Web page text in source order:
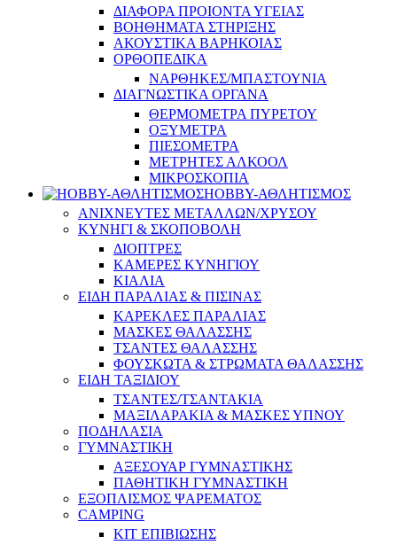
ΔΙΑΦΟΡΑ ΠΡΟΙΟΝΤΑ ΥΓΕΙΑΣ
ΒΟΗΘΗΜΑΤΑ ΣΤΗΡΙΞΗΣ
ΑΚΟΥΣΤΙΚΑ ΒΑΡΗΚΟΙΑΣ
ΟΡΘΟΠΕΔΙΚΑ
ΝΑΡΘΗΚΕΣ/ΜΠΑΣΤΟΥΝΙΑ
ΔΙΑΓΝΩΣΤΙΚΑ ΟΡΓΑΝΑ
ΘΕΡΜΟΜΕΤΡΑ ΠΥΡΕΤΟΥ
ΟΞΥΜΕΤΡΑ
ΠΙΕΣΟΜΕΤΡΑ
ΜΕΤΡΗΤΕΣ ΑΛΚΟΟΛ
ΜΙΚΡΟΣΚΟΠΙΑ
HOBBY-ΑΘΛΗΤΙΣΜΟΣ
ΑΝΙΧΝΕΥΤΕΣ ΜΕΤΑΛΛΩΝ/ΧΡΥΣΟΥ
ΚΥΝΗΓΙ & ΣΚΟΠΟΒΟΛΗ
ΔΙΟΠΤΡΕΣ
ΚΑΜΕΡΕΣ ΚΥΝΗΓΙΟΥ
ΚΙΑΛΙΑ
ΕΙΔΗ ΠΑΡΑΛΙΑΣ & ΠΙΣΙΝΑΣ
ΚΑΡΕΚΛΕΣ ΠΑΡΑΛΙΑΣ
ΜΑΣΚΕΣ ΘΑΛΑΣΣΗΣ
ΤΣΑΝΤΕΣ ΘΑΛΑΣΣΗΣ
ΦΟΥΣΚΩΤΑ & ΣΤΡΩΜΑΤΑ ΘΑΛΑΣΣΗΣ
ΕΙΔΗ ΤΑΞΙΔΙΟΥ
ΤΣΑΝΤΕΣ/ΤΣΑΝΤΑΚΙΑ
ΜΑΞΙΛΑΡΑΚΙΑ & ΜΑΣΚΕΣ ΥΠΝΟΥ
ΠΟΔΗΛΑΣΙΑ
ΓΥΜΝΑΣΤΙΚΗ
ΑΞΕΣΟΥΑΡ ΓΥΜΝΑΣΤΙΚΗΣ
ΠΑΘΗΤΙΚΗ ΓΥΜΝΑΣΤΙΚΗ
ΕΞΟΠΛΙΣΜΟΣ ΨΑΡΕΜΑΤΟΣ
CAMPING
ΚΙΤ ΕΠΙΒΙΩΣΗΣ